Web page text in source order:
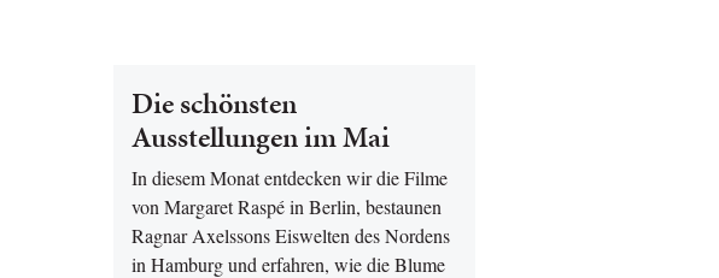
Die schönsten
Ausstellungen im Mai
In diesem Monat entdecken wir die Filme
von Margaret Raspé in Berlin, bestaunen
Ragnar Axelssons Eiswelten des Nordens
in Hamburg und erfahren, wie die Blume